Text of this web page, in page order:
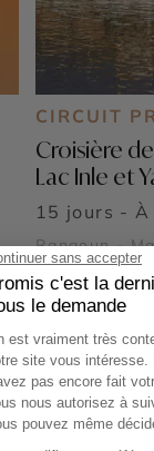
CIRCUIT
Croisière
Lac Inle et
15 jours -
Rangoun -